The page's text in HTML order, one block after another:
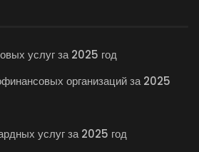
услуг за 2025 год
организаций за 2025
услуг за 2025 год